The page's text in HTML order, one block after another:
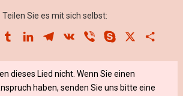
Teilen Sie es mit sich selbst:
PinterestTumblrLinkedInTelegram
VK Viber Skype
dieses Lied nicht. Wenn Sie einen
haben, senden Sie uns bitte eine